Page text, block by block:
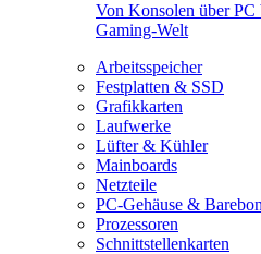
Von Konsolen über
Gaming-Welt
Arbeitsspeicher
Festplatten & SSD
Grafikkarten
Laufwerke
Lüfter & Kühler
Mainboards
Netzteile
PC-Gehäuse &
Prozessoren
Schnittstellenkarten